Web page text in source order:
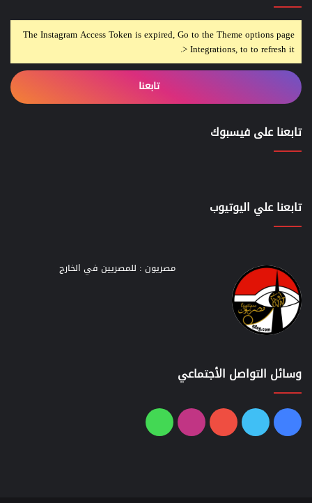
The Instagram Access Token is expired, Go to the Theme options page
> Integrations, to to refresh it.
تابعنا
تابعنا على فيسبوك
تابعنا علي اليوتيوب
مصريون : للمصريين في الخارج
وسائل التواصل الأجتماعي
فيسبوك
تويتر يوتيوبانستقرامواتساب